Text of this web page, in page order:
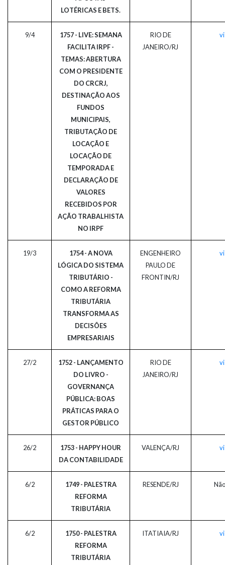
LOTÉRICAS E BETS.
9/4
1757 - LIVE: SEMANA
FACILITA IRPF -
TEMAS: ABERTURA
COM O PRESIDENTE
DO CRCRJ,
DESTINAÇÃO AOS
FUNDOS
MUNICIPAIS,
TRIBUTAÇÃO DE
LOCAÇÃO E
LOCAÇÃO DE
TEMPORADA E
DECLARAÇÃO DE
VALORES
RECEBIDOS POR
AÇÃO TRABALHISTA
NO IRPF
RIO DE
JANEIRO/RJ
19/3
1754 - A NOVA
LÓGICA DO SISTEMA
TRIBUTÁRIO -
COMO A REFORMA
TRIBUTÁRIA
TRANSFORMA AS
DECISÕES
EMPRESARIAIS
ENGENHEIRO
PAULO DE
FRONTIN/RJ
27/2
1752 - LANÇAMENTO
DO LIVRO -
GOVERNANÇA
PÚBLICA: BOAS
PRÁTICAS PARA O
GESTOR PÚBLICO
RIO DE
JANEIRO/RJ
26/2
1753 - HAPPY HOUR
DA CONTABILIDADE
VALENÇA/RJ
6/2
1749 - PALESTRA
REFORMA
TRIBUTÁRIA
RESENDE/RJ
6/2
1750 - PALESTRA
REFORMA
TRIBUTÁRIA
ITATIAIA/RJ